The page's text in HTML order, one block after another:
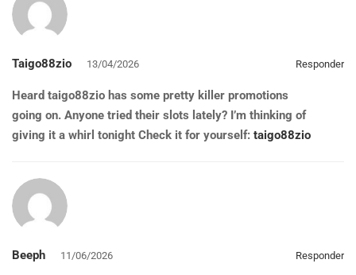
Taigo88zio 13/04/2026 Responder
Heard taigo88zio has some pretty killer promotions
going on. Anyone tried their slots lately? I’m thinking of
giving it a whirl tonight Check it for yourself: taigo88zio
Beeph 11/06/2026 Responder